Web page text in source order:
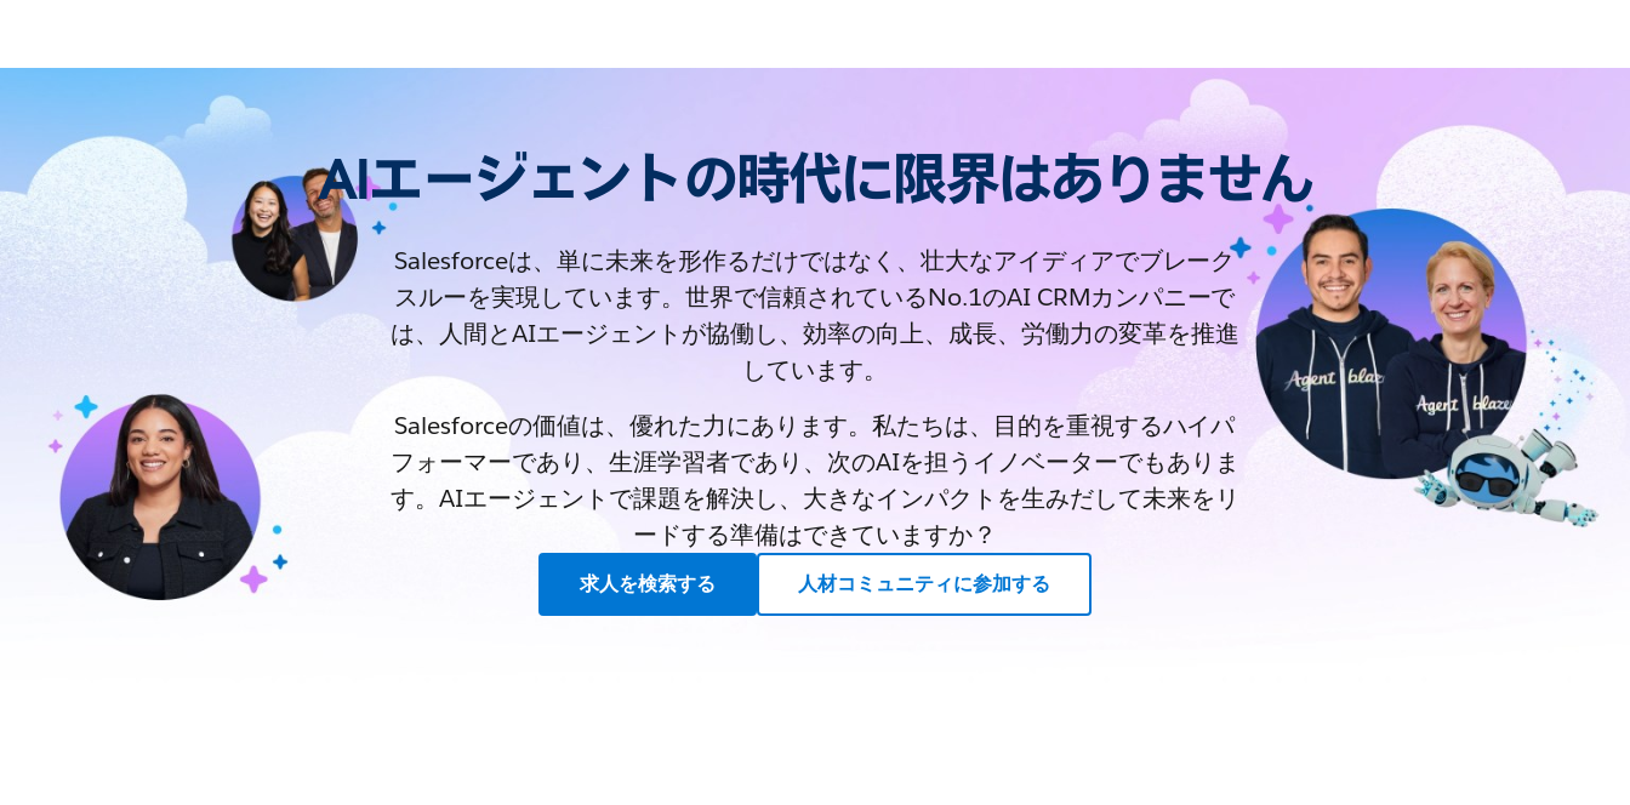
AIエージェントの時代に限界はありません
Salesforceは、単に未来を形作るだけではなく、壮大なアイディアでブレーク
スルーを実現しています。世界で信頼されているNo.1のAI CRMカンパニーで
は、人間とAIエージェントが協働し、効率の向上、成長、労働力の変革を推進
しています。
Salesforceの価値は、優れた力にあります。私たちは、目的を重視するハイパ
フォーマーであり、生涯学習者であり、次のAIを担うイノベーターでもありま
す。AIエージェントで課題を解決し、大きなインパクトを生みだして未来をリ
ードする準備はできていますか？
求人を検索する 人材コミュニティに参加する